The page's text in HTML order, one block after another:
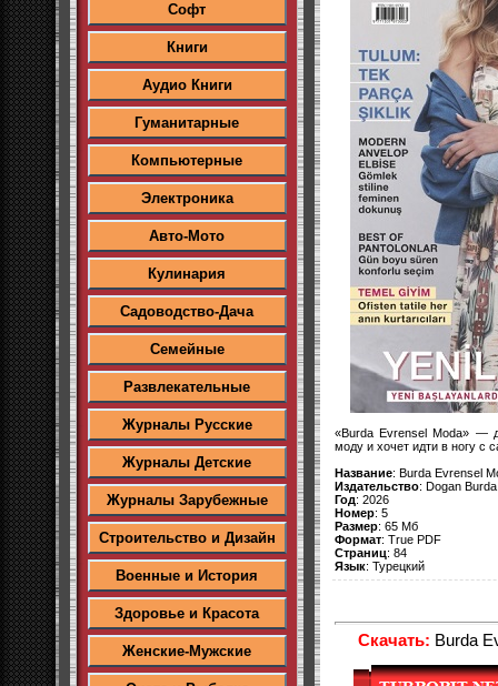
Софт
Книги
Аудио Книги
Гуманитарные
Компьютерные
Электроника
Авто-Мото
Кулинария
Садоводство-Дача
Семейные
Развлекательные
Журналы Русские
Журналы Детские
Журналы Зарубежные
Строительство и Дизайн
Военные и История
Здоровье и Красота
Женские-Мужские
«Burda Evrensel Moda» —
моду и хочет идти в ногу с
Название: Burda Evrensel
Издательство: Dogan
Год: 2026
Номер: 5
Размер: 65 Мб
Формат: True PDF
Страниц: 84
Язык: Турецкий
Скачать: Burda